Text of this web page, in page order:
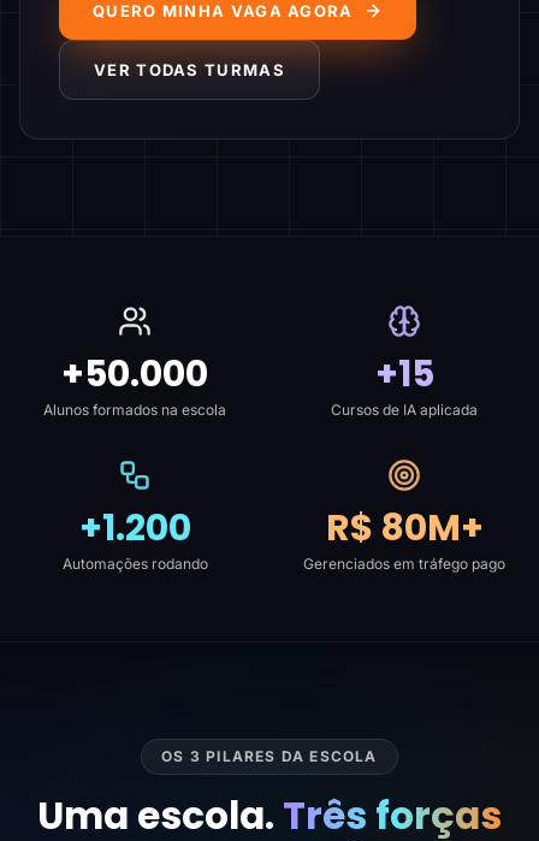
QUERO MINHA VAGA AGORA
VER TODAS TURMAS
+50.000
Alunos formados na escola
+15
Cursos de IA aplicada
+1.200
Automações rodando
R$ 80M+
Gerenciados em tráfego pago
OS 3 PILARES DA ESCOLA
Uma escola. Três forças